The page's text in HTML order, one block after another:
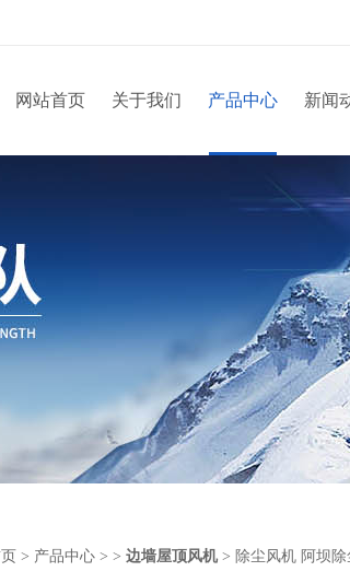
网站首页 关于我们 产品中心 新闻
> 产品中心 > > 边墙屋顶风机> 除尘风机 阿坝除